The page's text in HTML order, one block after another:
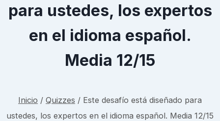
para ustedes, los expertos
en el idioma español.
Media 12/15
Inicio / Quizzes / Este desafío está diseñado para
ustedes, los expertos en el idioma español. Media 12/15